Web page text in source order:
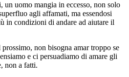
un uomo mangia in eccesso, non solo
agli affamati, ma essendosi
in condizioni di andare ad aiutare il
non bisogna amar troppo se
e ci persuadiamo di amare gli
non a fatti.